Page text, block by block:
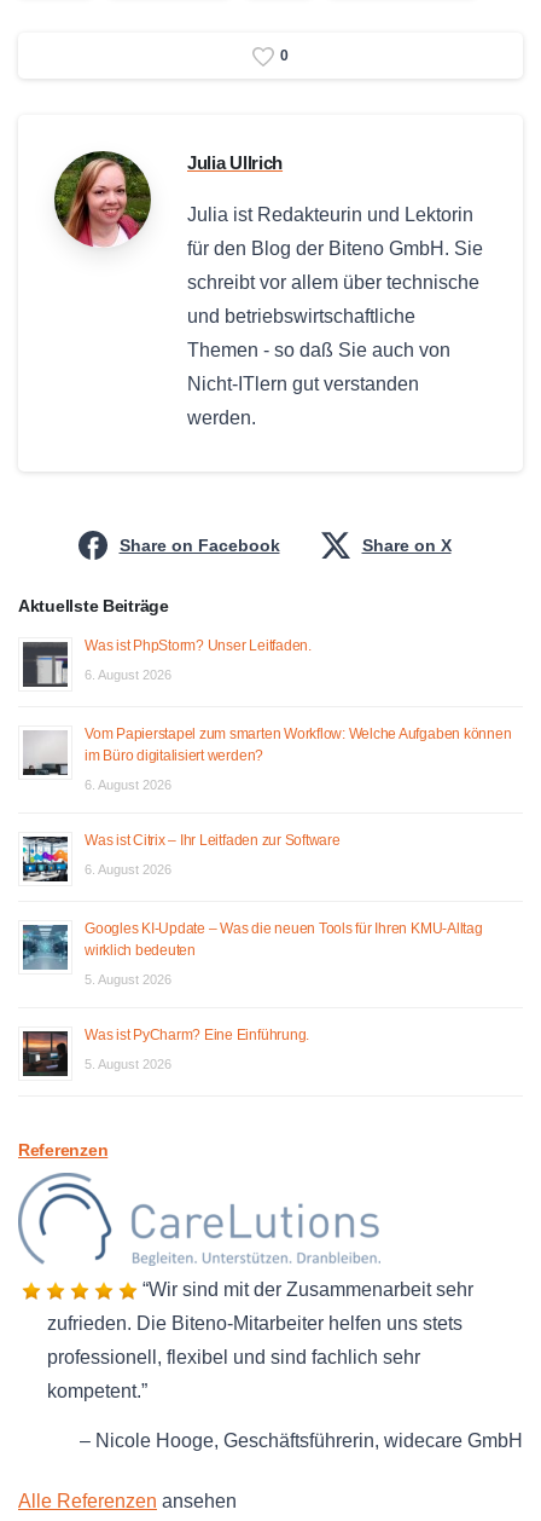
0
Julia Ullrich
Julia ist Redakteurin und Lektorin
für den Blog der Biteno GmbH . Sie
schreibt vor allem über technische
und betriebswirtschaftliche
Themen - so daß Sie auch von
Nicht-ITlern gut verstanden
werden.
Share on Facebook Share on X
Aktuellste Beiträge
Was ist PhpStorm? Unser Leitfaden.
6. August 2026
Vom Papierstapel zum smarten Workflow: Welche Aufgaben können
im Büro digitalisiert werden?
6. August 2026
Was ist Citrix – Ihr Leitfaden zur Software
6. August 2026
Googles KI-Update – Was die neuen Tools für Ihren KMU-Alltag
wirklich bedeuten
5. August 2026
Was ist PyCharm? Eine Einführung.
5. August 2026
Referenzen
Wir sind mit der Zusammenarbeit sehr
zufrieden. Die Biteno-Mitarbeiter helfen uns stets
professionell, flexibel und sind fachlich sehr
kompetent.
Nicole Hooge Geschäftsführerin widecare GmbH
Alle Referenzen ansehen